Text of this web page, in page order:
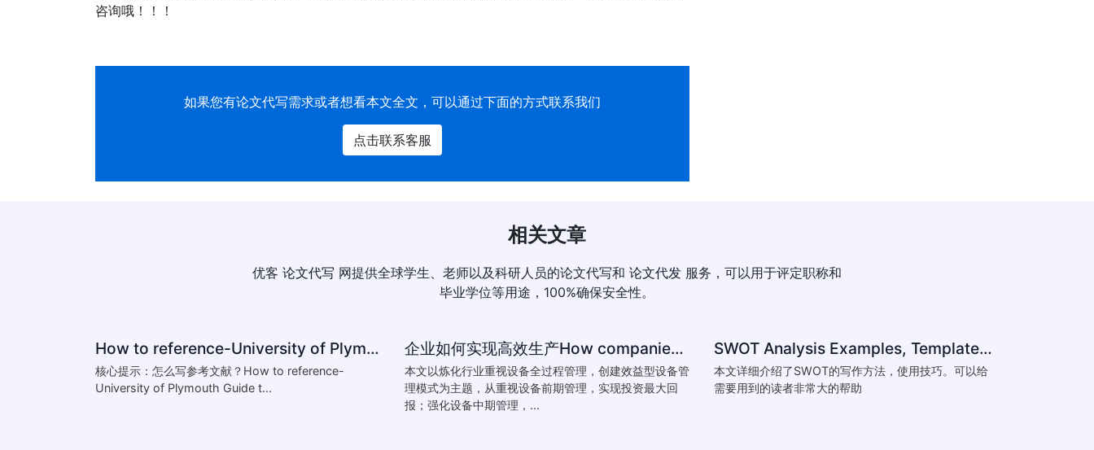
咨询哦！！！
如果您有论文代写需求或者想看本文全文，可以通过下面的方式联系我们
点击联系客服
相关文章
优客 论文代写 网提供全球学生、老师以及科研人员的论文代写和 论文代发 服务，可以用于评定职称和
毕业学位等用途，100%确保安全性。
How to reference-University of Plymouth Guide to Referencing
核心提示：怎么写参考文献？How to reference-
University of Plymouth Guide t...
企业如何实现高效生产How companies achieve efficient production
本文以炼化行业重视设备全过程管理，创建效益型设备管
理模式为主题，从重视设备前期管理，实现投资最大回
报；强化设备中期管理，...
SWOT Analysis Examples, Templates & Definition
本文详细介绍了SWOT的写作方法，使用技巧。可以给
需要用到的读者非常大的帮助